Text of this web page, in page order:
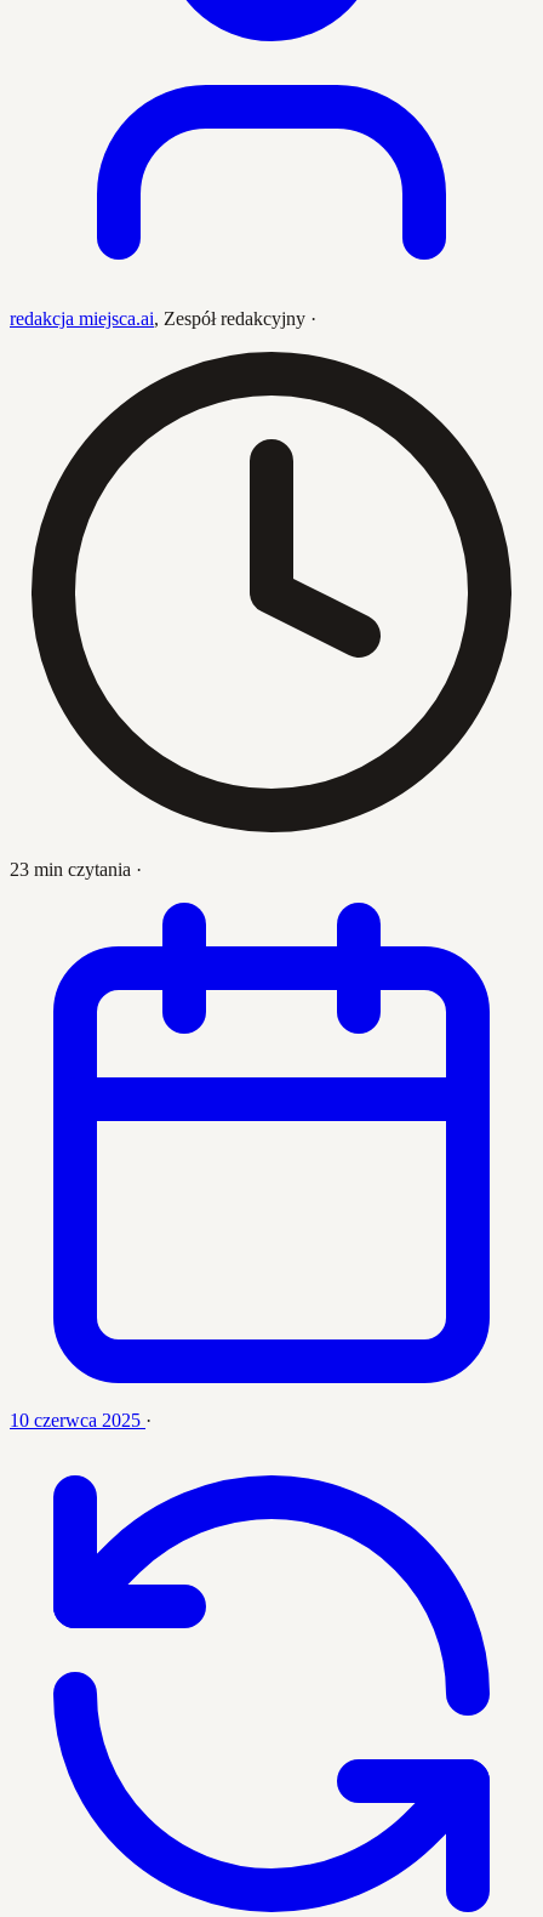
redakcja miejsca.ai, Zespół redakcyjny ·
23 min czytania ·
10 czerwca 2025 ·